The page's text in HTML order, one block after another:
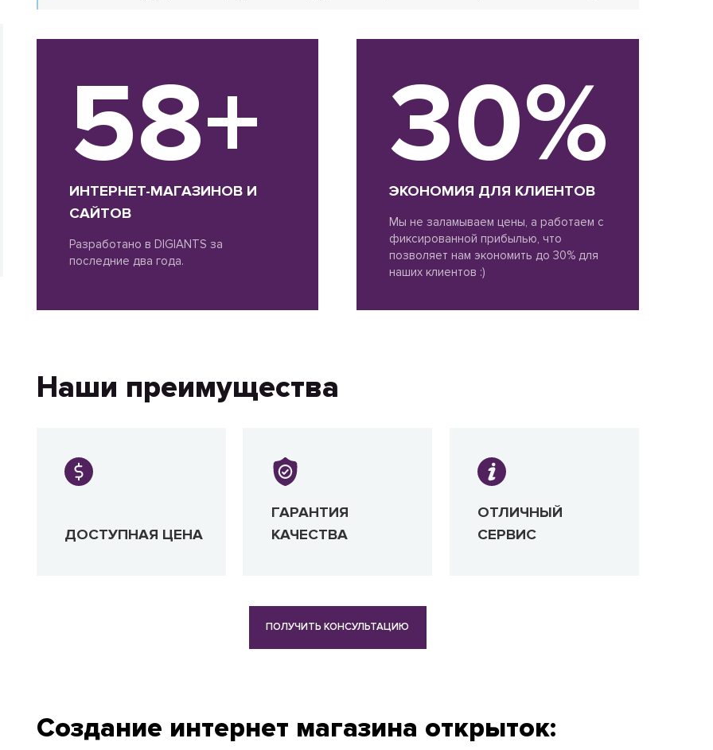
58+
ИНТЕРНЕТ-МАГАЗИНОВ И
САЙТОВ
Разработано в DIGIANTS за
последние два года.
30%
ЭКОНОМИЯ ДЛЯ КЛИЕНТОВ
Мы не заламываем цены, а работаем с
фиксированной прибылью, что
позволяет нам экономить до 30% для
наших клиентов :)
Наши преимущества
ДОСТУПНАЯ ЦЕНА
ГАРАНТИЯ
КАЧЕСТВА
ОТЛИЧНЫЙ
СЕРВИС
ПОЛУЧИТЬ КОНСУЛЬТАЦИЮ
Создание интернет магазина открыток: